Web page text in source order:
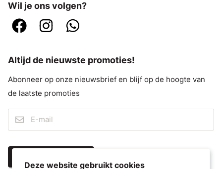
Wil je ons volgen?
Altijd de nieuwste promoties!
Abonneer op onze nieuwsbrief en blijf op de hoogte van
de laatste promoties
Deze website gebruikt cookies